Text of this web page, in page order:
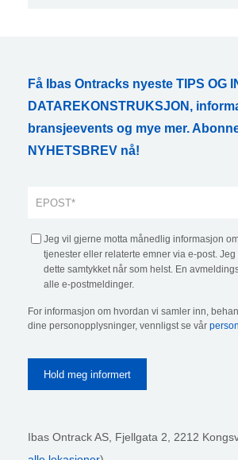
Få Ibas Ontracks nyeste TIPS OG
DATAREKONSTRUKSJON,
bransjeevents og mye mer.
NYHETSBREV nå!
Jeg vil gjerne motta månedlig informasjon
tjenester eller relaterte emner via e-post.
dette samtykket når som helst. En
alle e-postmeldinger.
For informasjon om hvordan vi samler inn,
dine personopplysninger, vennligst se vår
Ibas Ontrack AS, Fjellgata 2, 2212